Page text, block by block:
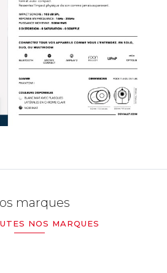
marques
NOS MARQUES